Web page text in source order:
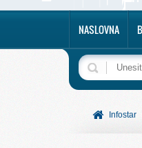
NASLOVNA
Infostar